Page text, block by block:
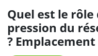
Quel est le
pression du
? Emplacement